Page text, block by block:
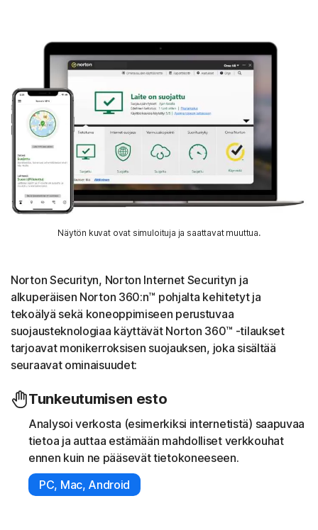
Näytön kuvat ovat simuloituja ja saattavat muuttua.
Norton Securityn, Norton Internet Securityn ja
alkuperäisen Norton 360:n™ pohjalta kehitetyt ja
tekoälyä sekä koneoppimiseen perustuvaa
suojausteknologiaa käyttävät Norton 360™ -tilaukset
tarjoavat monikerroksisen suojauksen, joka sisältää
seuraavat ominaisuudet:
Tunkeutumisen esto
Analysoi verkosta (esimerkiksi internetistä) saapuvaa
tietoa ja auttaa estämään mahdolliset verkkouhat
ennen kuin ne pääsevät tietokoneeseen.
PC, Mac, Android